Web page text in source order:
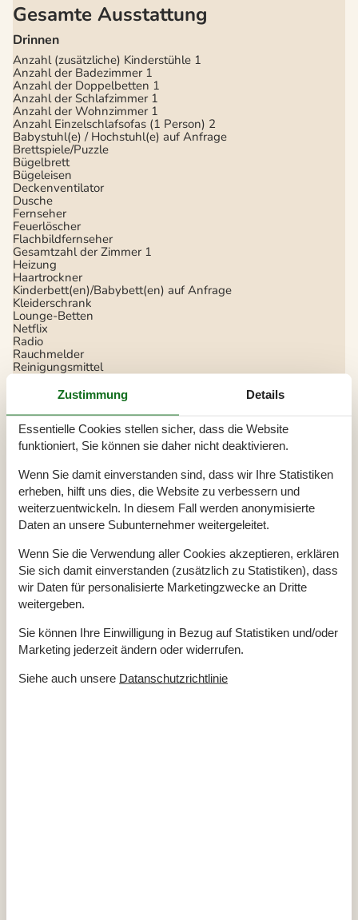
Gesamte Ausstattung
Drinnen
Anzahl (zusätzliche) Kinderstühle 1
Anzahl der Badezimmer 1
Anzahl der Doppelbetten 1
Anzahl der Schlafzimmer 1
Anzahl der Wohnzimmer 1
Anzahl Einzelschlafsofas (1 Person) 2
Babystuhl(e) / Hochstuhl(e) auf Anfrage
Brettspiele/Puzzle
Bügelbrett
Bügeleisen
Deckenventilator
Dusche
Fernseher
Feuerlöscher
Flachbildfernseher
Gesamtzahl der Zimmer 1
Heizung
Haartrockner
Kinderbett(en)/Babybett(en) auf Anfrage
Kleiderschrank
Lounge-Betten
Netflix
Radio
Rauchmelder
Reinigungsmittel
Spielzeuge
Staubsauger
WLAN Kostenlos
Wohnfläche (in m²) 30
Gewürze/Gewürze kochen
Kaffeemaschine Senseo
Kochgrundlagen (Töpfe und Pfannen)
Kochnische
Küche
Küchenutensilien
Kühlschrank
Mini-Kühlschrank
Wasserkocher
Weingläser
Draussen
Außenkamin oder Feuerstelle
Eingezäunter Bereich
Zustimmung Details
Essentielle Cookies stellen sicher, dass die Website
funktioniert, Sie können sie daher nicht deaktivieren.
Wenn Sie damit einverstanden sind, dass wir Ihre Statistiken
erheben, hilft uns dies, die Website zu verbessern und
weiterzuentwickeln. In diesem Fall werden anonymisierte
Daten an unsere Subunternehmer weitergeleitet.
Wenn Sie die Verwendung aller Cookies akzeptieren, erklären
Sie sich damit einverstanden (zusätzlich zu Statistiken), dass
wir Daten für personalisierte Marketingzwecke an Dritte
weitergeben.
Sie können Ihre Einwilligung in Bezug auf Statistiken und/oder
Marketing jederzeit ändern oder widerrufen.
Siehe auch unsere Datanschutzrichtlinie